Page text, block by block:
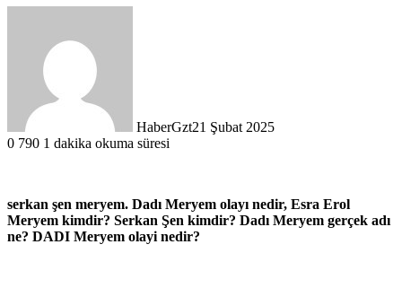
HaberGzt21 Şubat 2025
0 790 1 dakika okuma süresi
serkan şen meryem. Dadı Meryem olayı nedir, Esra Erol
Meryem kimdir? Serkan Şen kimdir? Dadı Meryem gerçek adı
ne? DADI Meryem olayi nedir?